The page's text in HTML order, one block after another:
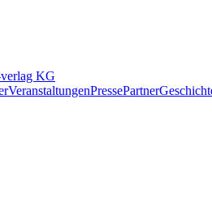
VeranstaltungenPressePartner